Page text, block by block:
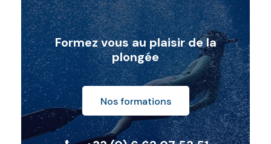
Formez vous au plaisir de la
plongée
Nos formations